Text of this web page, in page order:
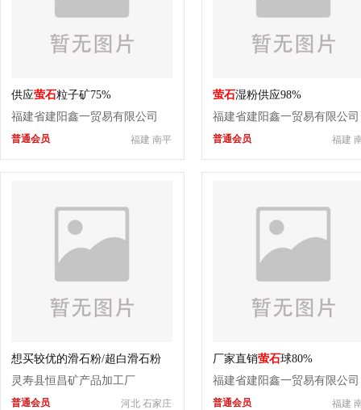
供应萤石粒子矿75%
福建省建阳鑫一贸易有限公司
福建 南平
普通会员
萤石湿粉供应98%
福建省建阳鑫一贸易有限公司
福建
普通会员
想买较优的滑石粉/超白滑石粉
灵寿县恒昌矿产品加工厂
河北 石家庄
普通会员
厂家直销萤石球80%
福建省建阳鑫一贸易有限公司
福建
普通会员